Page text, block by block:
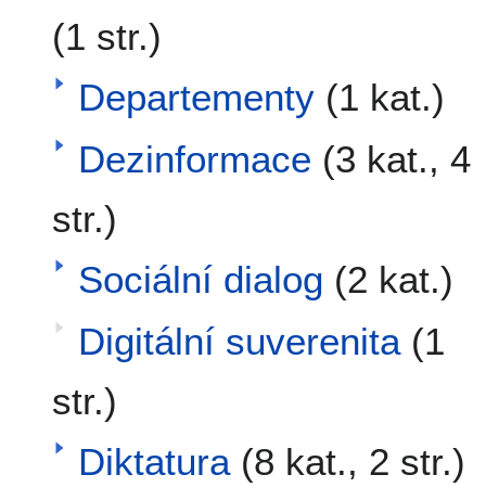
(1 str.)
Departementy (1 kat.)
Dezinformace (3 kat., 4
str.)
Sociální dialog (2 kat.)
Digitální suverenita (1
str.)
Diktatura (8 kat., 2 str.)